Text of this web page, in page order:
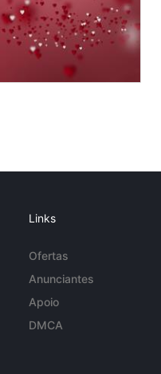
Links
Ofertas
Anunciantes
Apoio
DMCA